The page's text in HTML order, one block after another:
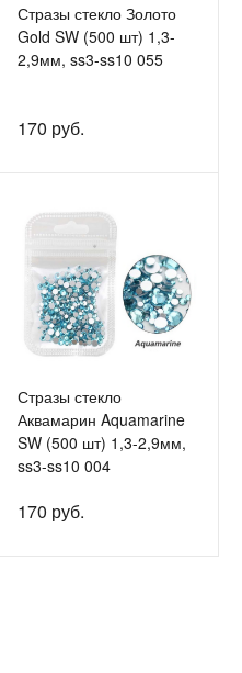
Стразы стекло Золото
Gold SW (500 шт) 1,3-
2,9мм, ss3-ss10 055
170 руб.
Стразы стекло
Аквамарин Aquamarine
SW (500 шт) 1,3-2,9мм,
ss3-ss10 004
170 руб.